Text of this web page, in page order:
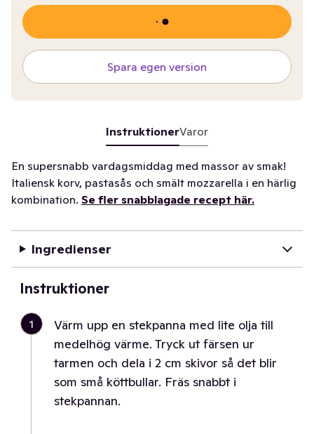
Spara egen version
InstruktionerVaror
En supersnabb vardagsmiddag med massor av smak!
Italiensk korv, pastasås och smält mozzarella i en härlig
kombination. Se fler snabblagade recept här.
Ingredienser
Instruktioner
1
Värm upp en stekpanna med lite olja till
medelhög värme. Tryck ut färsen ur
tarmen och dela i 2 cm skivor så det blir
som små köttbullar. Fräs snabbt i
stekpannan.